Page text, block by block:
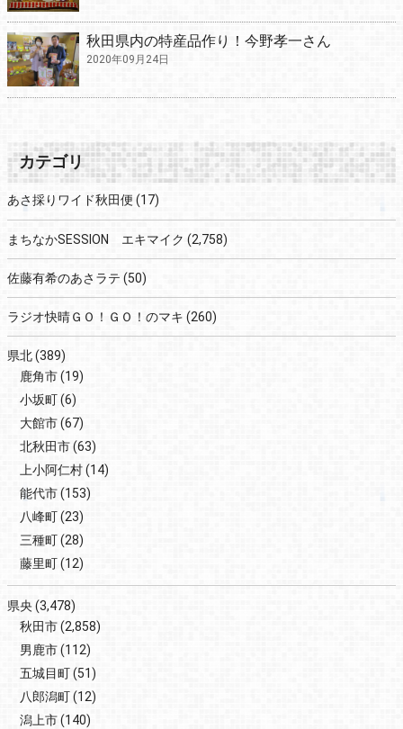
秋田県内の特産品作り！今野孝一さん
2020年09月24日
カテゴリ
あさ採りワイド秋田便 (17)
まちなかSESSION エキマイク (2,758)
佐藤有希のあさラテ (50)
ラジオ快晴ＧＯ！ＧＯ！のマキ (260)
県北(389)
鹿角市(19)
小坂町(6)
大館市(67)
北秋田市(63)
上小阿仁村(14)
能代市(153)
八峰町(23)
三種町(28)
藤里町(12)
県央(3,478)
秋田市(2,858)
男鹿市(112)
五城目町(51)
八郎潟町(12)
潟上市(140)